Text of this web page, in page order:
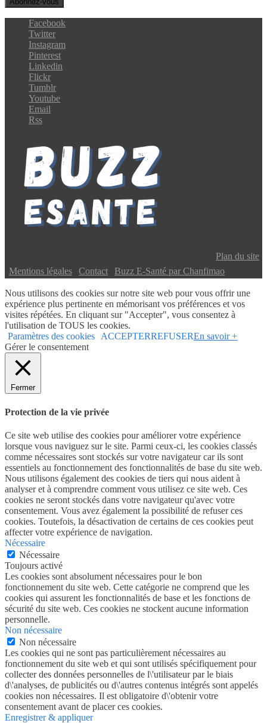
Facebook
Twitter
Instagram
Pinterest
Linkedin
Flickr
Tumblr
Youtube
Email
Rss
Plan du site
Mentions légales Contact Buzz E-Santé par Chanfimao
Nous utilisons des cookies sur notre site web pour vous offrir une
expérience plus pertinente en mémorisant vos préférences et vos
visites répétées. En cliquant sur "Accepter", vous consentez à
l'utilisation de TOUS les cookies.
Paramètres des cookies ACCEPTERREFUSEREn savoir +
Gérer le consentement
Fermer
Protection de la vie privée
Ce site web utilise des cookies pour améliorer votre expérience
lorsque vous naviguez sur le site. Parmi ceux-ci, les cookies classés
comme nécessaires sont stockés sur votre navigateur car ils sont
essentiels au fonctionnement des fonctionnalités de base du site web.
Nous utilisons également des cookies de tiers qui nous aident à
analyser et à comprendre comment vous utilisez ce site web. Ces
cookies ne seront stockés dans votre navigateur qu'avec votre
consentement. Vous avez également la possibilité de refuser ces
cookies. Toutefois, la désactivation de certains de ces cookies peut
affecter votre expérience de navigation.
Nécessaire
Nécessaire
Toujours activé
Les cookies sont absolument nécessaires pour le bon
fonctionnement du site web. Cette catégorie ne comprend que les
cookies qui assurent les fonctionnalités de base et les fonctions de
sécurité du site web. Ces cookies ne stockent aucune information
personnelle.
Non nécessaire
Non nécessaire
Les cookies qui ne sont pas particulièrement nécessaires au
fonctionnement du site web et qui sont utilisés spécifiquement pour
collecter des données personnelles de l\'utilisateur par le biais
d\'analyses, de publicités ou d\'autres contenus intégrés sont appelés
cookies non nécessaires. Il est obligatoire d\'obtenir votre
consentement avant de placer ces cookies.
Enregistrer & appliquer